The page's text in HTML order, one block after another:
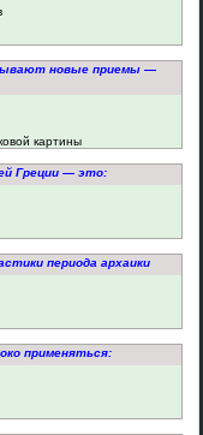
новые приемы —
картины
Греции — это:
периода архаики
применяться: